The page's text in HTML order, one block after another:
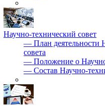
Научно-технический совет
— План деятельности
совета
— Положение о
— Состав Научно-